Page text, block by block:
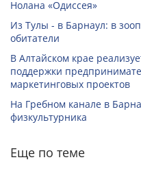
Нолана «Одиссея»
Из Тулы - в Барнаул: в
обитатели
В Алтайском крае
поддержки
маркетинговых проектов
На Гребном канале в
физкультурника
Еще по теме